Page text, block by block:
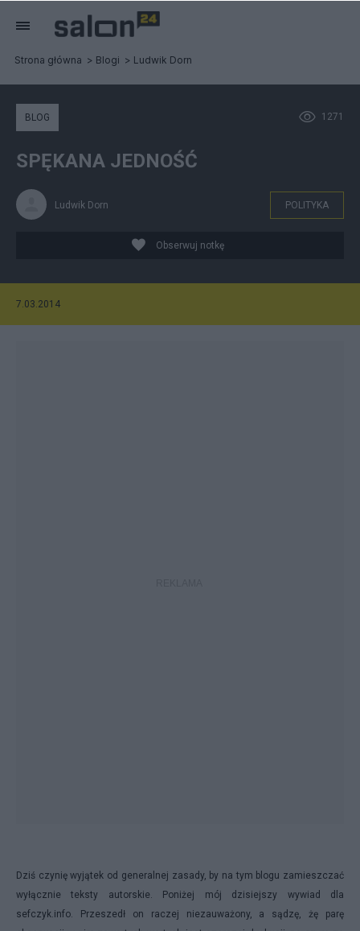
Strona główna Blogi Ludwik Dorn
1271
BLOG
SPĘKANA JEDNOŚĆ
Ludwik Dorn POLITYKA
Obserwuj notkę
7.03.2014
Dziś czynię wyjątek od generalnej zasady, by na tym blogu zamieszczać
wyłącznie teksty autorskie. Poniżej mój dzisiejszy wywiad dla
sefczyk.info. Przeszedł on raczej niezauważony, a sądzę, żę parę